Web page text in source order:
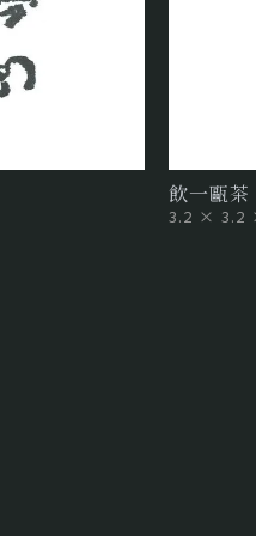
飲一甌茶
3.2 × 3.2